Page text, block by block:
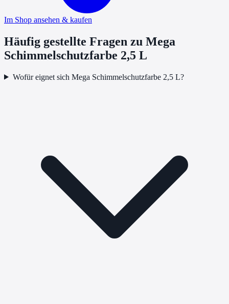
Im Shop ansehen & kaufen
Häufig gestellte Fragen zu Mega
Schimmelschutzfarbe 2,5 L
Wofür eignet sich Mega Schimmelschutzfarbe 2,5 L?